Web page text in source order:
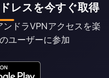
レスを今すぐ取得
ドラVPNアクセスを楽
ユーザーに参加